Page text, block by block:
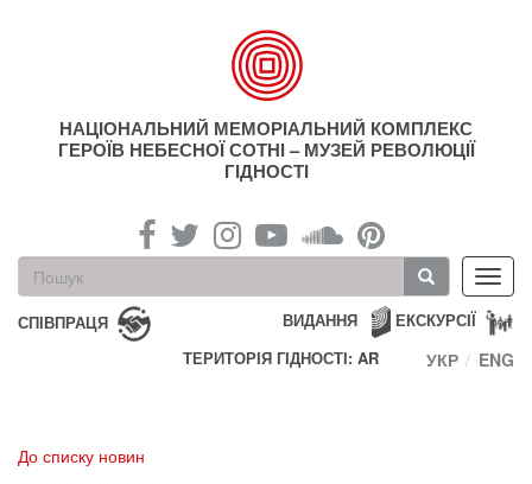
НАЦІОНАЛЬНИЙ МЕМОРІАЛЬНИЙ КОМПЛЕКС
ГЕРОЇВ НЕБЕСНОЇ СОТНІ – МУЗЕЙ РЕВОЛЮЦІЇ
ГІДНОСТІ
Пошукова
форма
Пошук
СПІВПРАЦЯ ЕКСКУРСІЇ
ВИДАННЯ
ТЕРИТОРІЯ ГІДНОСТІ: AR
УКР ENG
До списку новин